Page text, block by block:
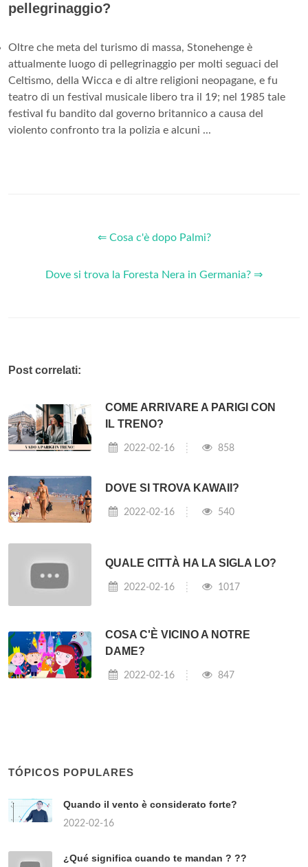
pellegrinaggio?
Oltre che meta del turismo di massa, Stonehenge è
attualmente luogo di pellegrinaggio per molti seguaci del
Celtismo, della Wicca e di altre religioni neopagane, e fu
teatro di un festival musicale libero tra il 19; nel 1985 tale
festival fu bandito dal governo britannico a causa del
violento confronto tra la polizia e alcuni ...
⇐ Cosa c'è dopo Palmi?
Dove si trova la Foresta Nera in Germania? ⇒
Post correlati:
COME ARRIVARE A PARIGI CON
IL TRENO?
2022-02-16 858
DOVE SI TROVA KAWAII?
2022-02-16 540
QUALE CITTÀ HA LA SIGLA LO?
2022-02-16 1017
COSA C'È VICINO A NOTRE
DAME?
2022-02-16 847
TÓPICOS POPULARES
Quando il vento è considerato forte?
2022-02-16
¿Qué significa cuando te mandan ? ??